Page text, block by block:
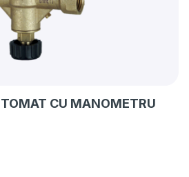
CU MANOMETRU